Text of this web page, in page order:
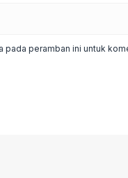
pada peramban ini untuk